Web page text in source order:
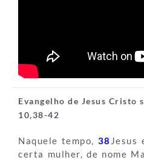
Evangelho de Jesus Cristo
10,38-42
Naquele tempo, 38 Jesus
certa mulher, de nome